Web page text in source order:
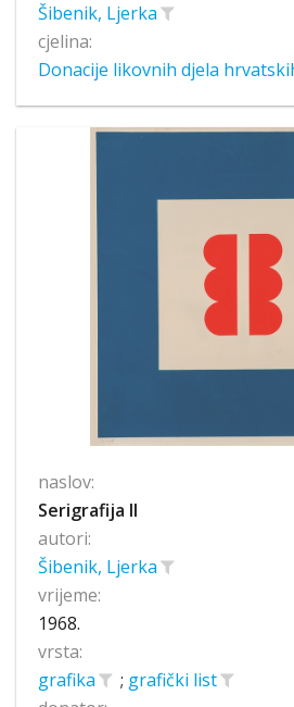
Šibenik, Ljerka
cjelina:
Donacije likovnih djela
naslov:
Serigrafija II
autori:
Šibenik, Ljerka
vrijeme:
1968.
vrsta:
grafika
; grafički list